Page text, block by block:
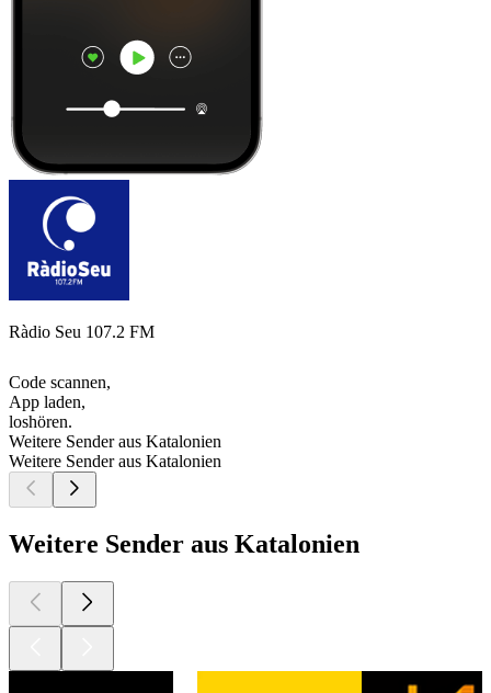
Ràdio Seu 107.2 FM
Code scannen,
App laden,
loshören.
Weitere Sender aus Katalonien
Weitere Sender aus Katalonien
Weitere Sender aus Katalonien